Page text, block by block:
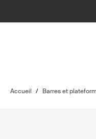
Accueil / Barres et